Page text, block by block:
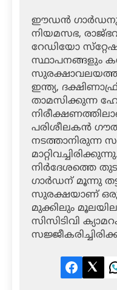
ഈഡന്‍ ഗാര്‍ഡനു
നിയമസഭ,
റേഡിയോ
സ്ഥാപനങ്ങളും
ഇന്ത്യ,
താമസിക്കുന്ന
പരിശീലകന്‍
നടത്താനിരുന്ന
നിര്‍ദേശത്തെ
ഗാര്‍ഡന് മൂന്നു
സുരക്ഷയാണ്
മുക്കിലും
സിസിടിവി
Facebook